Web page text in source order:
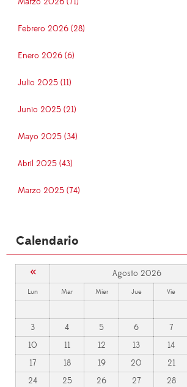
Febrero 2026 (28)
Enero 2026 (6)
Julio 2025 (11)
Junio 2025 (21)
Mayo 2025 (34)
Abril 2025 (43)
Marzo 2025 (74)
Calendario
« Agosto 2026
Lun Mar Mier Jue Vie
3
4 5 6 7
10
11 12 13 14
17
18 19 20 21
24
25 26 27 28